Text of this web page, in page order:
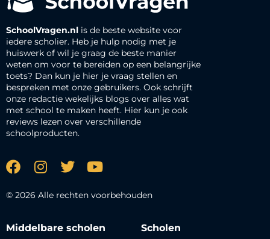
SchoolVragen.nl is de beste website voor
iedere scholier. Heb je hulp nodig met je
huiswerk of wil je graag de beste manier
weten om voor te bereiden op een belangrijke
toets? Dan kun je hier je vraag stellen en
bespreken met onze gebruikers. Ook schrijft
onze redactie wekelijks blogs over alles wat
met school te maken heeft. Hier kun je ook
reviews lezen over verschillende
schoolproducten.
© 2026 Alle rechten voorbehouden
Middelbare scholen Scholen